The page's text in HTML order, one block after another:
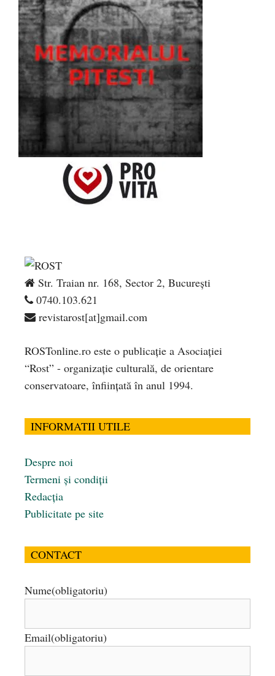
Str. Traian nr. 168, Sector 2, București
0740.103.621
revistarost[at]gmail.com
ROSTonline.ro este o publicaţie a Asociaţiei
“Rost” - organizaţie culturală, de orientare
conservatoare, înfiinţată în anul 1994.
INFORMATII UTILE
Despre noi
Termeni și condiții
Redacția
Publicitate pe site
CONTACT
Nume(obligatoriu)
Email(obligatoriu)